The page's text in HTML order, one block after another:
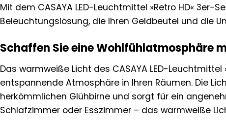
Mit dem CASAYA LED-Leuchtmittel »Retro HD«
Beleuchtungslösung, die Ihren Geldbeutel und die
Schaffen Sie eine Wohlfühlatmosphäre
Das warmweiße Licht des CASAYA LED-
entspannende Atmosphäre in Ihren Räumen. Die
herkömmlichen Glühbirne und sorgt für ein
Schlafzimmer oder Esszimmer – das warmweiße